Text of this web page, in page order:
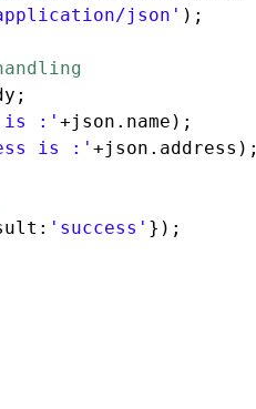
json' );
is :' +json.name);
is :' +json.address);
'success' });